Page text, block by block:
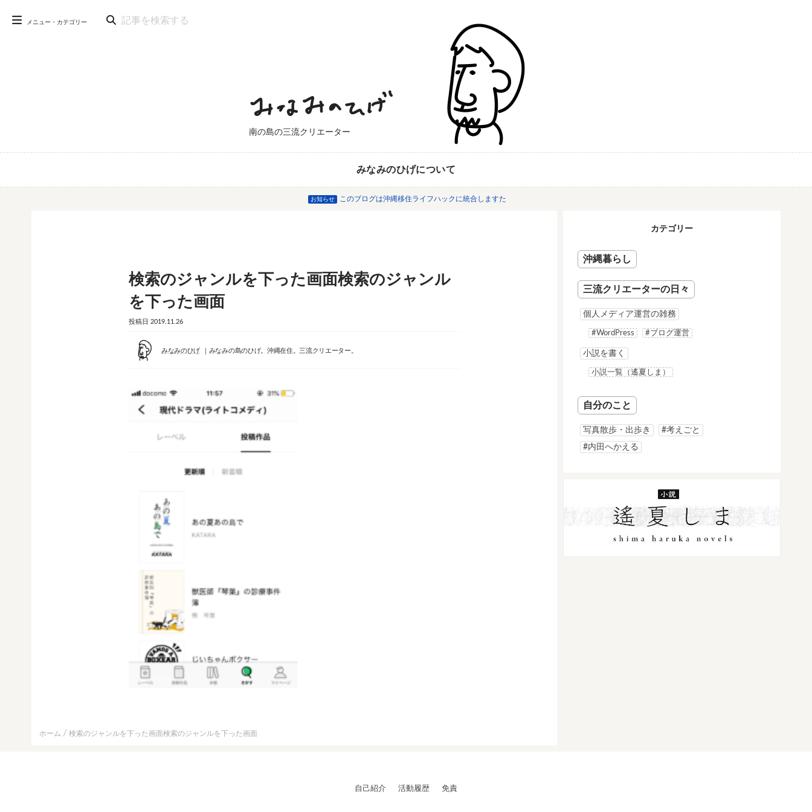
南の島の三流クリエーター
メニュー・カテゴリー
みなみのひげについて
お知らせ このブログは沖縄移住ライフハックに統合しますた
検索のジャンルを下った画面検索のジャンル
を下った画面
投稿日 2019.11.26
みなみのひげ みなみの島のひげ。沖縄在住。三流クリエーター。
ホーム 検索のジャンルを下った画面検索のジャンルを下った画面
カテゴリー
沖縄暮らし
三流クリエーターの日々
個人メディア運営の雑務
#WordPress #ブログ運営
小説を書く
小説一覧（遙夏しま）
自分のこと
写真散歩・出歩き
#考えごと
#内田へかえる
自己紹介 活動履歴 免責